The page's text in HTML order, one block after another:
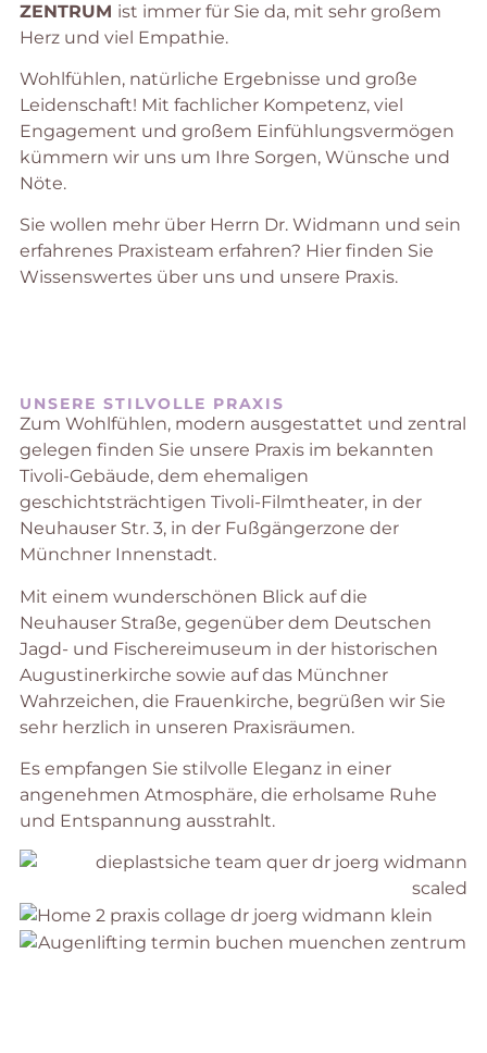
ZENTRUM ist immer für Sie da, mit sehr großem
Herz und viel Empathie.
Wohlfühlen, natürliche Ergebnisse und große
Leidenschaft! Mit fachlicher Kompetenz, viel
Engagement und großem Einfühlungsvermögen
kümmern wir uns um Ihre Sorgen, Wünsche und
Nöte.
Sie wollen mehr über Herrn Dr. Widmann und sein
erfahrenes Praxisteam erfahren? Hier finden Sie
Wissenswertes über uns und unsere Praxis.
UNSERE STILVOLLE PRAXIS
Zum Wohlfühlen, modern ausgestattet und zentral
gelegen finden Sie unsere Praxis im bekannten
Tivoli-Gebäude, dem ehemaligen
geschichtsträchtigen Tivoli-Filmtheater, in der
Neuhauser Str. 3, in der Fußgängerzone der
Münchner Innenstadt.
Mit einem wunderschönen Blick auf die
Neuhauser Straße, gegenüber dem Deutschen
Jagd- und Fischereimuseum in der historischen
Augustinerkirche sowie auf das Münchner
Wahrzeichen, die Frauenkirche, begrüßen wir Sie
sehr herzlich in unseren Praxisräumen.
Es empfangen Sie stilvolle Eleganz in einer
angenehmen Atmosphäre, die erholsame Ruhe
und Entspannung ausstrahlt.